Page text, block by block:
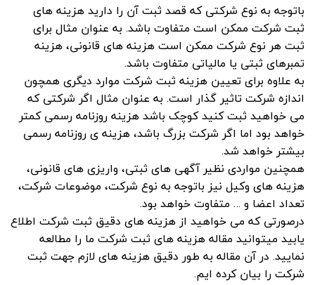
باتوجه به نوع شرکتی که قصد ثبت آن را دارید هزینه های
ثبت شرکت ممکن است متفاوت باشد. به عنوان مثال برای
ثبت هر نوع شرکت ممکن است هزینه های قانونی، هزینه
تمبرهای ثبتی یا مالیاتی متفاوت باشد.
به علاوه برای تعیین هزینه ثبت شرکت موارد دیگری همچون
اندازه شرکت تاثیر گذار است. به عنوان مثال اگر شرکتی که
می خواهید ثبت کنید کوچک باشد هزینه روزنامه رسمی کمتر
خواهد بود اما اگر شرکت بزرگ باشد، هزینه ی روزنامه رسمی
بیشتر خواهد شد.
همچنین مواردی نظیر آگهی های ثبتی، واریزی های قانونی،
هزینه های وکیل نیز باتوجه به نوع شرکت، موضوعات شرکت،
تعداد اعضا و … متفاوت خواهد بود.
درصورتی که می خواهید از هزینه های دقیق ثبت شرکت اطلاع
یابید میتوانید مقاله هزینه های ثبت شرکت ما را مطالعه
نمایید. در آن مقاله به طور دقیق هزینه های لازم جهت ثبت
شرکت را بیان کرده ایم.